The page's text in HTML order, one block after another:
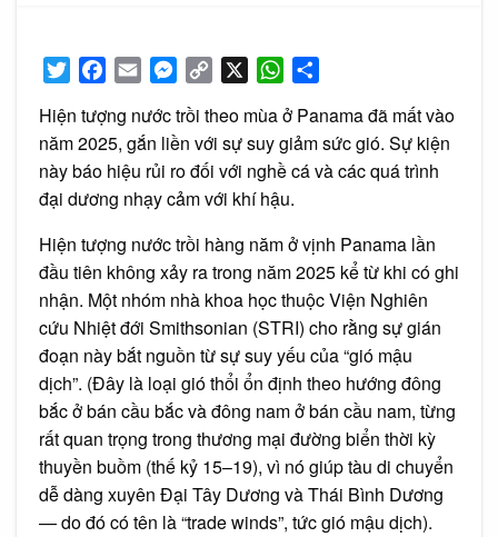
đại
dương”
của
Panama
biến
mất
TwitterFacebook
Email Messenger
Copy
WhatsApp
Hiện tượng nước trồi theo mùa ở Panama đã mất vào
năm 2025, gắn liền với sự suy giảm sức gió. Sự kiện
này báo hiệu rủi ro đối với nghề cá và các quá trình
đại dương nhạy cảm với khí hậu.
Hiện tượng nước trồi hàng năm ở vịnh Panama lần
đầu tiên không xảy ra trong năm 2025 kể từ khi có ghi
nhận. Một nhóm nhà khoa học thuộc Viện Nghiên
cứu Nhiệt đới Smithsonian (STRI) cho rằng sự gián
đoạn này bắt nguồn từ sự suy yếu của “gió mậu
dịch”. (Đây là loại gió thổi ổn định theo hướng đông
bắc ở bán cầu bắc và đông nam ở bán cầu nam, từng
rất quan trọng trong thương mại đường biển thời kỳ
thuyền buồm (thế kỷ 15–19), vì nó giúp tàu di chuyển
dễ dàng xuyên Đại Tây Dương và Thái Bình Dương
— do đó có tên là “trade winds”, tức gió mậu dịch).